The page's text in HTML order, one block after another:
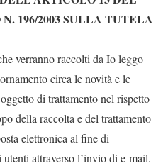
196/2003 SULLA TUTELA
verranno raccolti da Io leggo
circa le novità e le
di trattamento nel rispetto
della raccolta e del trattamento
elettronica al fine di
attraverso l’invio di e-mail.